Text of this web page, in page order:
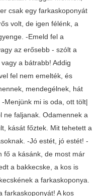
csak egy farkaskoponyát
volt, de igen félénk, a
-Emeld fel a
az erősebb - szólt a
a bátrabb! Addig
fel nem emelték, és
mendegélnek, hát
Menjünk mi is oda, ott tölt|
ne faljanak. Odamennek a
kását főztek. Mit tehetett a
-Jó estét, jó estét! -
fő a kásánk, de most már
a bakkecske, a kos is
a farkaskoponya.
farkaskoponyát! A kos